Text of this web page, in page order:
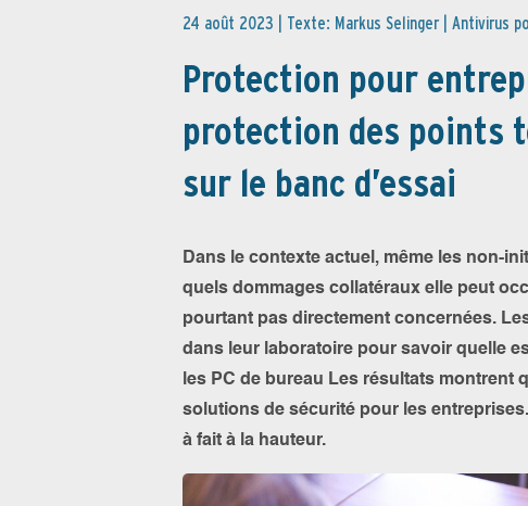
24 août 2023 | Texte: Markus Selinger | Antivirus
Protection pour
protection des points
sur le banc d’essai
Dans le contexte actuel, même les non-
quels dommages collatéraux elle peut
pourtant pas directement concernées.
dans leur laboratoire pour savoir quelle
les PC de bureau Les résultats montrent
solutions de sécurité pour les
à fait à la hauteur.